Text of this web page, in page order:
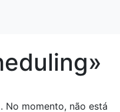
No momento, não está